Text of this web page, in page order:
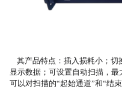
其产品特点： 插入损耗小 ； 切
显示数据 ； 可设置自动扫描，最
可以对扫描的“起始通道”和“结